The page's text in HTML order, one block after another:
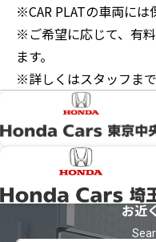
※CAR PLATの車両には
※ご希望に応じて、有
ます。
※詳しくはスタッフま
お近